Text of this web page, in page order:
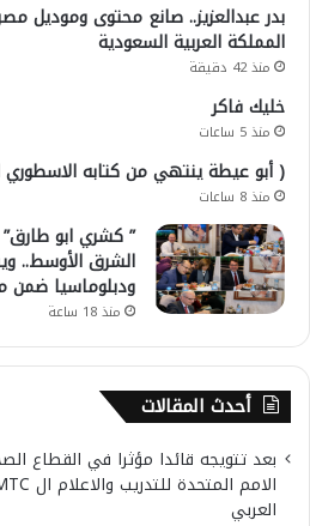
بدر عبدالعزيز.. صانع محتوى وموديل
المملكة العربية السعودية
منذ 42 دقيقة
خليك فاكر
منذ 5 ساعات
( أبو عيطة ينتهي من كتابه الاسطوري
منذ 8 ساعات
” كشري ابو
ودبلوماسيا ضمن
منذ 18 ساعة
أحدث المقالات
بعد تتويجه قائدا مؤثرا في القطاع
العربي